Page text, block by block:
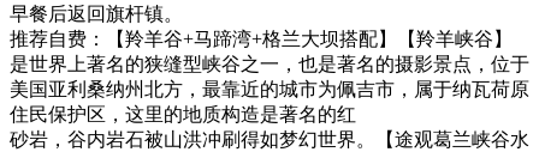
早餐后返回旗杆镇。
推荐自费：【羚羊谷+马蹄湾+格兰大坝搭配】【羚羊峡谷】
是世界上著名的狭缝型峡谷之一，也是著名的摄影景点，位于
美国亚利桑纳州北方，最靠近的城市为佩吉市，属于纳瓦荷原
住民保护区，这里的地质构造是著名的红
砂岩，谷内岩石被山洪冲刷得如梦幻世界。【途观葛兰峡谷水